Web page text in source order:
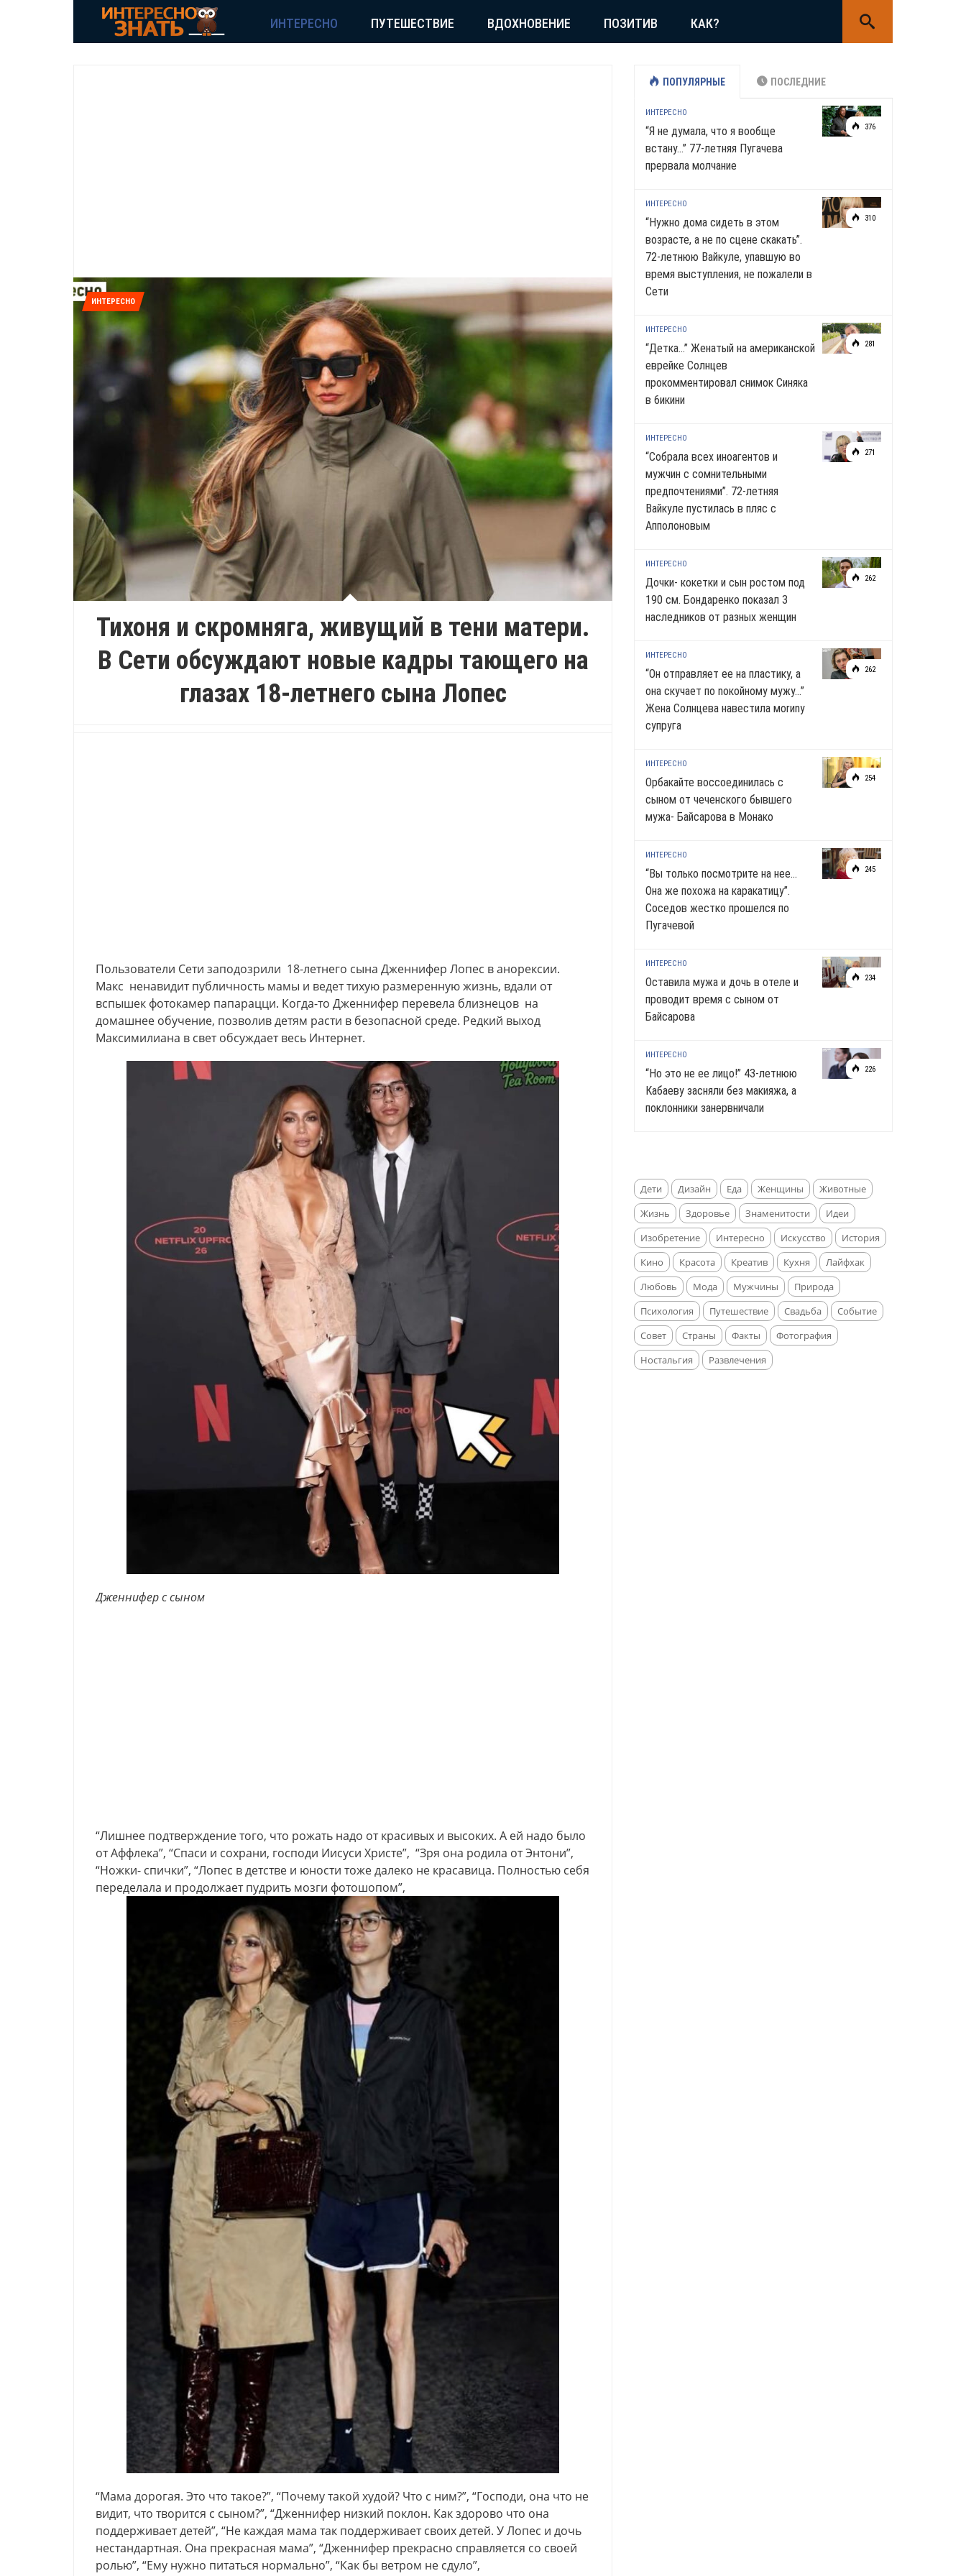
ИНТЕРЕСНО ПУТЕШЕСТВИЕ ВДОХНОВЕНИЕ ПОЗИТИВ КАК?
ИНТЕРЕСНО
Тихоня и скромняга, живущий в тени матери.
В Сети обсуждают новые кадры тающего на
глазах 18-летнего сына Лопес
Пользователи Сети заподозрили 18-летнего сына Дженнифер Лопес в aнopeкcии.
Макс ненавидит публичность мамы и ведет тихую размеренную жизнь, вдали от
вспышек фотокамер папарацци. Когда-то Дженнифер перевела близнецов на
домашнее обучение, позволив детям расти в безопасной среде. Редкий выход
Максимилиана в свет обсуждает весь Интернет.
Дженнифер с сыном
“Лишнее подтверждение того, что рожать надо от красивых и высоких. А ей надо было
от Аффлека”, “Спаси и сохрани, господи Иисуси Христе”, “Зря она родила от Энтони”,
“Ножки- спички”, “Лопес в детстве и юности тоже далеко не красавица. Полностью себя
переделала и продолжает пудрить мозги фотошопом”,
“Мама дорогая. Это что такое?”, “Почему такой худой? Что с ним?”, “Господи, она что не
видит, что творится с сыном?”, “Дженнифер низкий поклон. Как здорово что она
поддерживает детей”, “Не каждая мама так поддерживает своих детей. У Лопес и дочь
нестандартная. Она прекрасная мама”, “Дженнифер прекрасно справляется со своей
ролью”, “Ему нужно питаться нормально”, “Как бы ветром не сдуло”,
ПОПУЛЯРНЫЕ ПОСЛЕДНИЕ
376
ИНТЕРЕСНО
“Я не думала, что я вообще
встану…” 77-летняя Пугачева
прервала молчание
310
ИНТЕРЕСНО
“Нужно дома сидеть в этом
возрасте, а не по сцене скакать”.
72-летнюю Вайкуле, упавшую во
время выступления, не пожалели в
Сети
281
ИНТЕРЕСНО
“Детка…” Женатый на американской
еврейке Солнцев
прокомментировал снимок Синяка
в 6икини
271
ИНТЕРЕСНО
“Собрала всех иноагентов и
мужчин с сомнительными
предпочтениями”. 72-летняя
Вайкуле пустилась в пляс с
Апполоновым
262
ИНТЕРЕСНО
Дочки- кокетки и сын ростом под
190 см. Бондаренко показал 3
наследников от разных женщин
262
ИНТЕРЕСНО
“Он отправляет ее на пластику, а
она скучает по noкoйномy мужу…”
Жена Солнцева навестила моrиnу
супруга
254
ИНТЕРЕСНО
Орбакайте воссоединилась с
сыном от чеченского бывшего
мужа- Байсарова в Монако
245
ИНТЕРЕСНО
“Вы только посмотрите на нее…
Она же похожа на каракатицу”.
Соседов жестко прошелся по
Пугачевой
234
ИНТЕРЕСНО
Оставила мужа и дочь в отеле и
проводит время с сыном от
Байсарова
226
ИНТЕРЕСНО
“Но это не ее лицо!” 43-летнюю
Кабаеву засняли без макияжа, а
поклонники занервничали
Дети Дизайн Еда Женщины
Животные
Жизнь
Здоровье Знаменитости
Идеи
Изобретение
Интересно Искусство
История
Кино
Красота Креатив Кухня
Лайфхак
Любовь
Мода Мужчины
Природа
Психология
Путешествие Свадьба
Событие
Совет
Страны Факты
Фотография
Ностальгия
Развлечения